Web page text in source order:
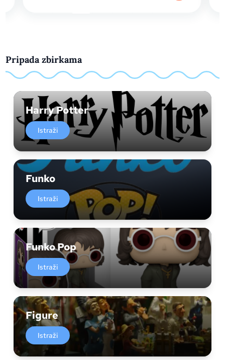
Pripada zbirkama
Harry Potter
Istraži
Funko
Istraži
Funko Pop
Istraži
Figure
Istraži